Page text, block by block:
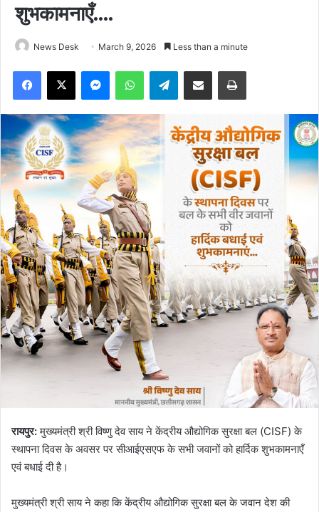
शुभकामनाएँ….
News Desk March 9, 2026 Less than a minute
Facebook
X MessengerWhatsAppTelegramShare via Email Print
रायपुर:मुख्यमंत्री श्री विष्णु देव साय ने केंद्रीय औद्योगिक सुरक्षा बल (CISF) के
स्थापना दिवस के अवसर पर सीआईएसएफ के सभी जवानों को हार्दिक शुभकामनाएँ
एवं बधाई दी है।
मुख्यमंत्री श्री साय ने कहा कि केंद्रीय औद्योगिक सुरक्षा बल के जवान देश की